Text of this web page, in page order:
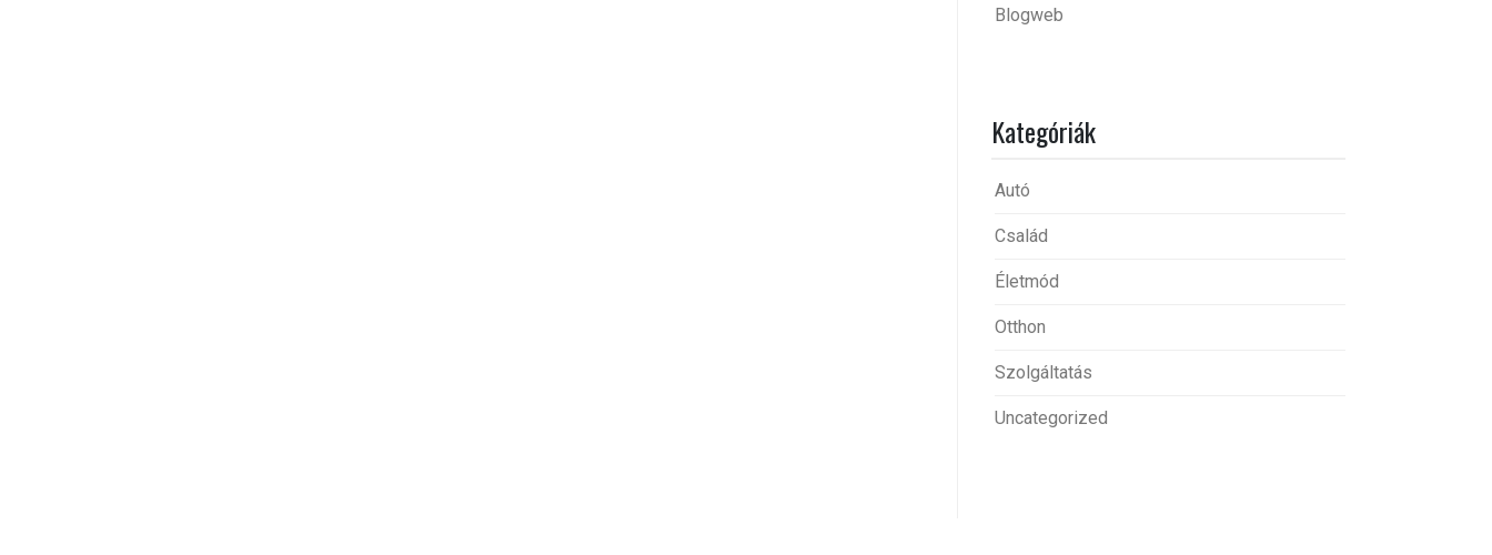
Blogweb
Kategóriák
Autó
Család
Életmód
Otthon
Szolgáltatás
Uncategorized